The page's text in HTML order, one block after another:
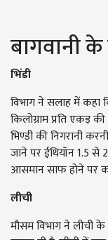
बागवानी
भिंडी
विभाग ने सलाह में कहा
किलोग्राम प्रति एकड़
भिण्डी की निगरानी
जाने पर ईथियॉन 1.5 से
आसमान साफ होने पर
लीची
मौसम विभाग ने लीची